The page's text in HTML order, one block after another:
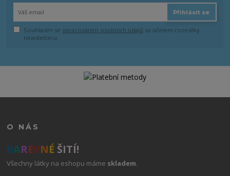
Přihlásit se
Souhlasím se zpracováním osobních údajů za účelem rozesílky
newsletteru.
O NÁS
BAREVNÉ ŠITÍ!
Všechny látky na eshopu máme skladem.